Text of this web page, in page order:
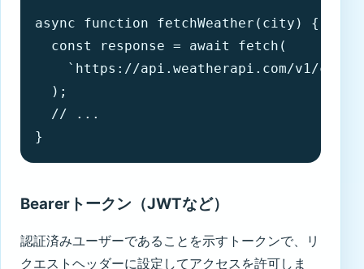
async function fetchWeather(city) {
  const response = await fetch(
`https://api.weatherapi.com/v1/
  );
  // ...
}
Bearerトークン（JWTなど）
認証済みユーザーであることを示すトークンで、リ
クエストヘッダーに設定してアクセスを許可しま